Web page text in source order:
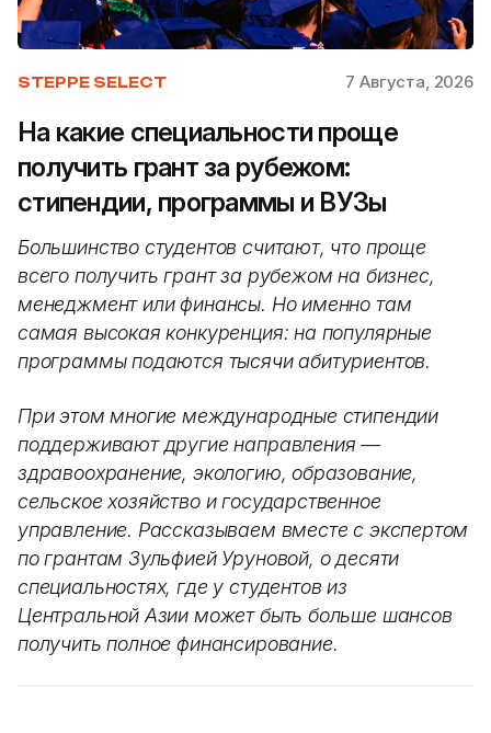
STEPPE SELECT 7 Августа, 2026
На какие специальности проще
получить грант за рубежом:
стипендии, программы и ВУЗы
Большинство студентов считают, что проще
всего получить грант за рубежом на бизнес,
менеджмент или финансы. Но именно там
самая высокая конкуренция: на популярные
программы подаются тысячи абитуриентов.
При этом многие международные стипендии
поддерживают другие направления —
здравоохранение, экологию, образование,
сельское хозяйство и государственное
управление. Рассказываем вместе с экспертом
по грантам Зульфией Уруновой, о десяти
специальностях, где у студентов из
Центральной Азии может быть больше шансов
получить полное финансирование.